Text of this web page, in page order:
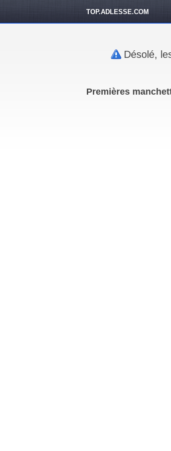
TOP.ADLESSE.COM
Désolé,
Premières